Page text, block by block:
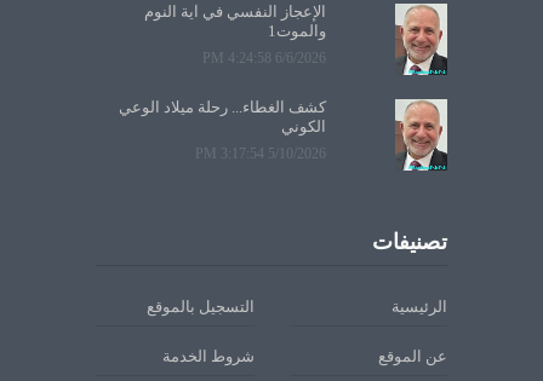
الإعجاز النفسي في آية النوم
والموت1
6/6/2026 4:24:58 PM
كشف الغطاء... رحلة ميلاد الوعي
الكوني
5/10/2026 3:17:54 PM
تصنيفات
الرئيسية التسجيل بالموقع
عن الموقع شروط الخدمة